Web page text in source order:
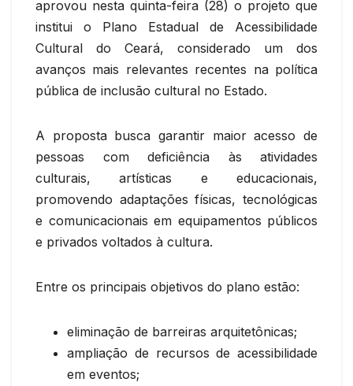
aprovou nesta quinta-feira (28) o projeto que
institui o Plano Estadual de Acessibilidade
Cultural do Ceará, considerado um dos
avanços mais relevantes recentes na política
pública de inclusão cultural no Estado.
A proposta busca garantir maior acesso de
pessoas com deficiência às atividades
culturais, artísticas e educacionais,
promovendo adaptações físicas, tecnológicas
e comunicacionais em equipamentos públicos
e privados voltados à cultura.
Entre os principais objetivos do plano estão:
eliminação de barreiras arquitetônicas;
ampliação de recursos de acessibilidade
em eventos;